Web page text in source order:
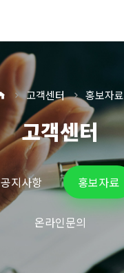
고객센터 홍보자료
고객센터
공지사항 홍보자료
온라인문의